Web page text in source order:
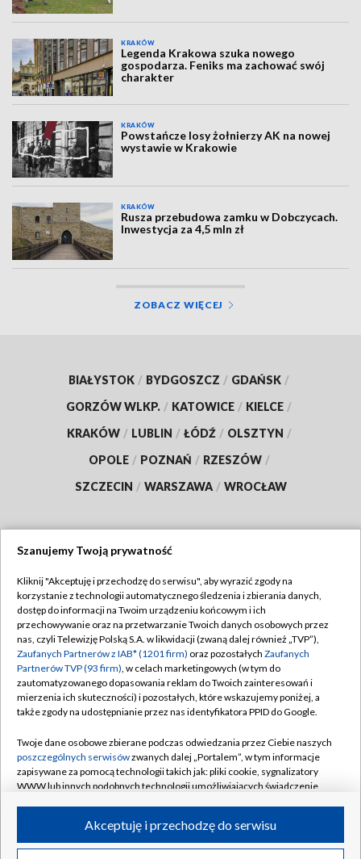
KRAKÓW
Legenda Krakowa szuka nowego
gospodarza. Feniks ma zachować swój
charakter
KRAKÓW
Powstańcze losy żołnierzy AK na nowej
wystawie w Krakowie
KRAKÓW
Rusza przebudowa zamku w Dobczycach.
Inwestycja za 4,5 mln zł
ZOBACZ WIĘCEJ
BIAŁYSTOK / BYDGOSZCZ / GDAŃSK /
GORZÓW WLKP. / KATOWICE / KIELCE /
KRAKÓW / LUBLIN / ŁÓDŹ / OLSZTYN /
OPOLE / POZNAŃ / RZESZÓW /
SZCZECIN / WARSZAWA / WROCŁAW
TVP
Abonament TVP
Emisja w TVP
Centrum informacji TVP
Naziemna Telewizja Cyfrowa
Rada Programowa
System NOS
Informacje o nadawcy
Program dla prasy
Regulamin TVP
Polityka prywatności
Moje zgody
Pomoc
Kontakt
Kanały
©2026 Telewizja Polska S.A. w likwidacji
Szanujemy Twoją prywatność
Kliknij "Akceptuję i przechodzę do serwisu", aby wyrazić zgody na
korzystanie z technologii automatycznego śledzenia i zbierania danych,
dostęp do informacji na Twoim urządzeniu końcowym i ich
przechowywanie oraz na przetwarzanie Twoich danych osobowych przez
nas, czyli Telewizję Polską S.A. w likwidacji (zwaną dalej również „TVP”),
Zaufanych Partnerów z IAB* (1201 firm) oraz pozostałych Zaufanych
Partnerów TVP (93 firm), w celach marketingowych (w tym do
zautomatyzowanego dopasowania reklam do Twoich zainteresowań i
mierzenia ich skuteczności) i pozostałych, które wskazujemy poniżej, a
także zgody na udostępnianie przez nas identyfikatora PPID do Google.
Twoje dane osobowe zbierane podczas odwiedzania przez Ciebie naszych
poszczególnych serwisówzwanych dalej „Portalem”, w tym informacje
zapisywane za pomocą technologii takich jak: pliki cookie, sygnalizatory
WWW lub innych podobnych technologii umożliwiających świadczenie
ruchu w Internecie.Akceptuję i przechodzę do serwisu